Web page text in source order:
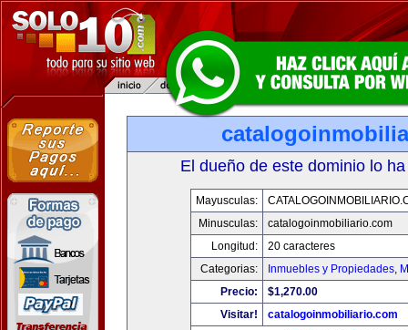
El dueño de este dominio lo
Mayusculas:
Minusculas:
catalogoinmobiliario.com
Longitud:
20 caracteres
Categorias:
Inmuebles y Propiedades,
Precio:
$1,270.00
Visitar!
catalogoinmobiliario.com